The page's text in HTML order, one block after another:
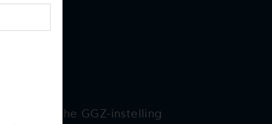
GGZ-instelling